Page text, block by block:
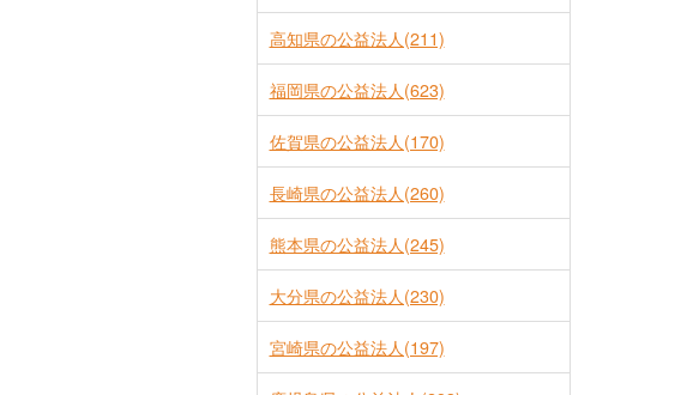
高知県の公益法人(211)
福岡県の公益法人(623)
佐賀県の公益法人(170)
長崎県の公益法人(260)
熊本県の公益法人(245)
大分県の公益法人(230)
宮崎県の公益法人(197)